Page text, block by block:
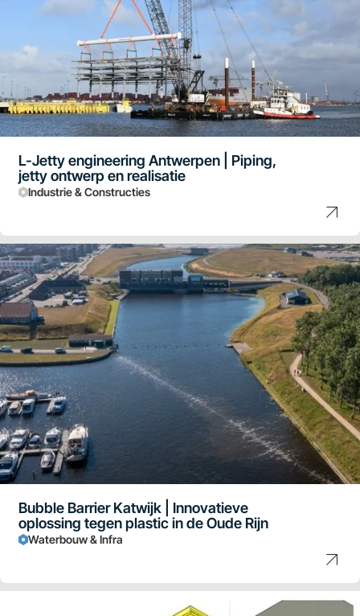
L-Jetty engineering Antwerpen | Piping,
jetty ontwerp en realisatie
Industrie & Constructies
Bubble Barrier Katwijk | Innovatieve
oplossing tegen plastic in de Oude Rijn
Waterbouw & Infra